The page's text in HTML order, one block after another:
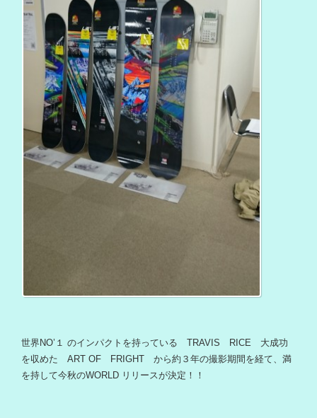
世界NO’１ のインパクトを持っている TRAVIS RICE 大成功
を収めた ART OF FRIGHT から約３年の撮影期間を経て、満
を持して今秋のWORLD リリースが決定！！